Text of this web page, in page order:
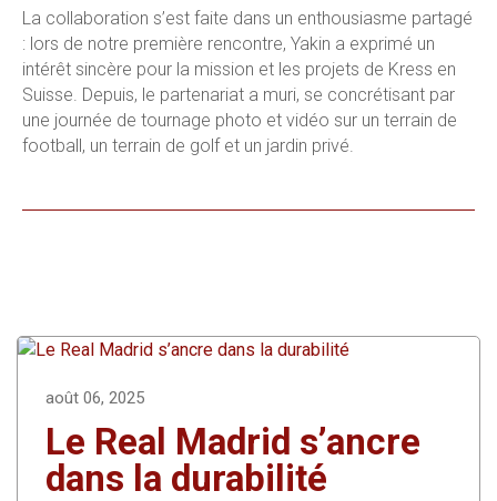
La collaboration s’est faite dans un enthousiasme partagé
: lors de notre première rencontre, Yakin a exprimé un
intérêt sincère pour la mission et les projets de Kress en
Suisse. Depuis, le partenariat a muri, se concrétisant par
une journée de tournage photo et vidéo sur un terrain de
football, un terrain de golf et un jardin privé.
août 06, 2025
Le Real Madrid s’ancre
dans la durabilité